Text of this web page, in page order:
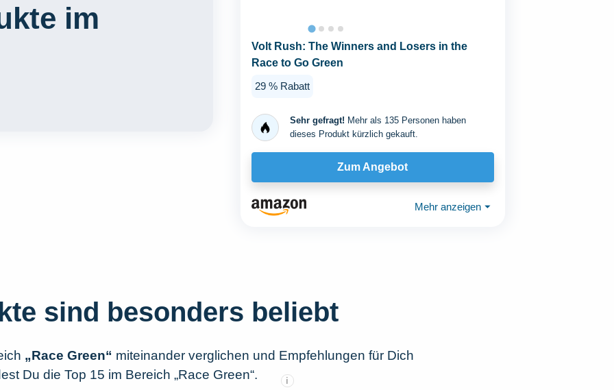
im
Volt Rush: The Winners and Losers in the
Race to Go Green
29 % Rabatt
Sehr gefragt! Mehr als 135 Personen haben
dieses Produkt kürzlich gekauft.
Zum Angebot
Mehr anzeigen ⏷
sind besonders beliebt
„Race Green“ miteinander verglichen und Empfehlungen für Dich
Du die Top 15 im Bereich „Race Green“.
i